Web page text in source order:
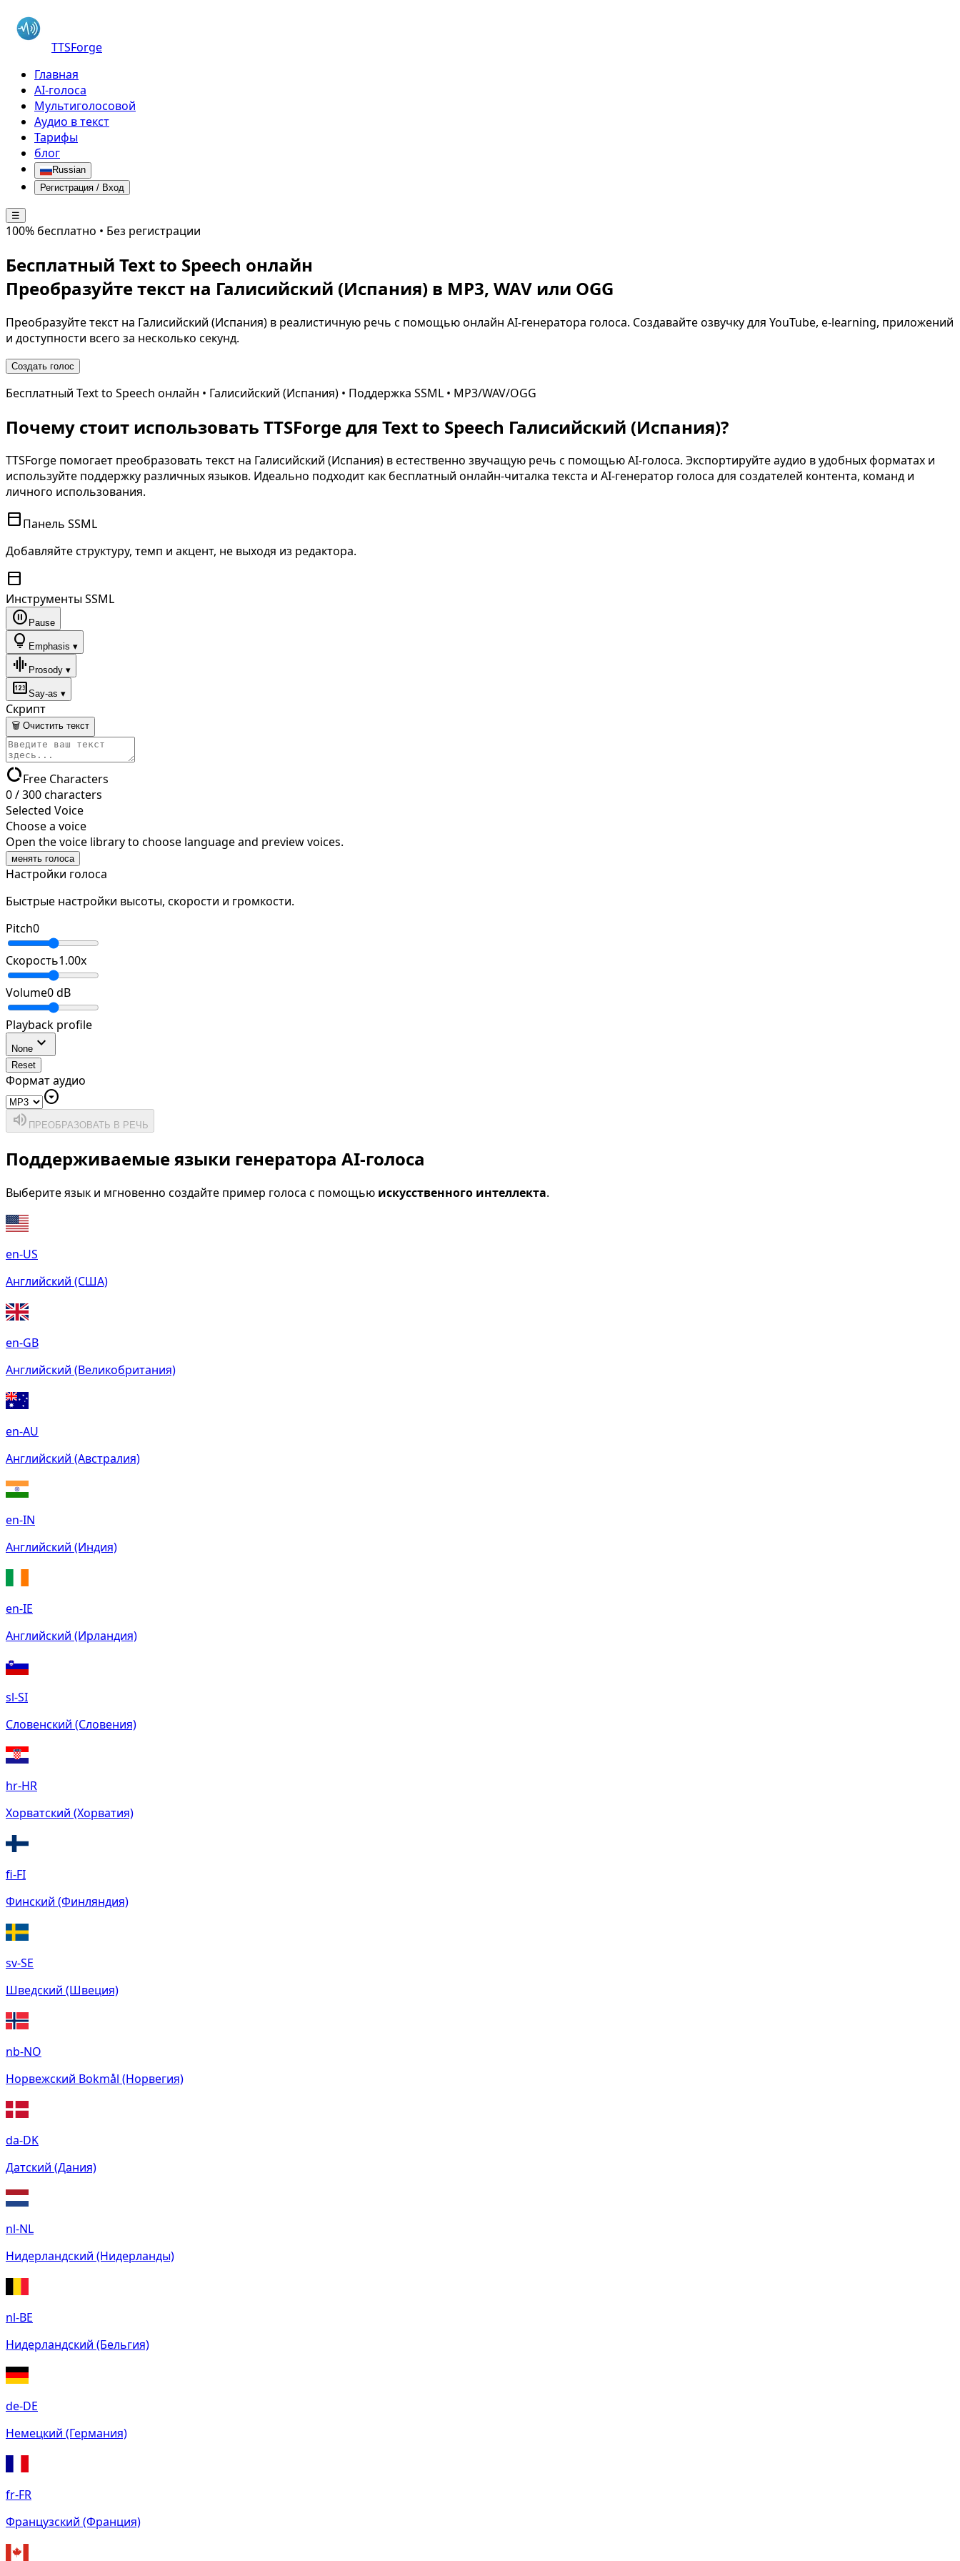
TTSForge
Главная
AI-голоса
Мультиголосовой
Аудио в текст
Тарифы
блог
Russian
Регистрация / Вход
☰
100% бесплатно • Без регистрации
Бесплатный Text to Speech онлайн
Преобразуйте текст на Галисийский (Испания) в MP3, WAV или OGG
Преобразуйте текст на Галисийский (Испания) в реалистичную речь с помощью онлайн AI-генератора голоса. Создавайте озвучку для YouTube, e-learning, приложений
и доступности всего за несколько секунд.
Создать голос
Бесплатный Text to Speech онлайн • Галисийский (Испания) • Поддержка SSML • MP3/WAV/OGG
Почему стоит использовать TTSForge для Text to Speech Галисийский (Испания)?
TTSForge помогает преобразовать текст на Галисийский (Испания) в естественно звучащую речь с помощью AI-голоса. Экспортируйте аудио в удобных форматах и
используйте поддержку различных языков. Идеально подходит как бесплатный онлайн-читалка текста и AI-генератор голоса для создателей контента, команд и
личного использования.
toolbarПанель SSML
Добавляйте структуру, темп и акцент, не выходя из редактора.
toolbar
Инструменты SSML
pause_circle Pause
lightbulb Emphasis ▾
graphic_eq Prosody ▾
pinSay-as ▾
Скрипт
🗑 Очистить текст
data_usageFree Characters
0/300characters
Selected Voice
Choose a voice
Open the voice library to choose language and preview voices.
менять голоса
Настройки голоса
Быстрые настройки высоты, скорости и громкости.
Pitch0
Скорость1.00x
Volume0dB
Playback profile
None expand_more
Reset
Формат аудио
arrow_drop_down_circle
volume_up ПРЕОБРАЗОВАТЬ В РЕЧЬ
Поддерживаемые языки генератора AI-голоса
Выберите язык и мгновенно создайте пример голоса с помощью искусственного интеллекта.
en-US
Английский (США)
en-GB
Английский (Великобритания)
en-AU
Английский (Австралия)
en-IN
Английский (Индия)
en-IE
Английский (Ирландия)
sl-SI
Словенский (Словения)
hr-HR
Хорватский (Хорватия)
fi-FI
Финский (Финляндия)
sv-SE
Шведский (Швеция)
nb-NO
Норвежский Bokmål (Норвегия)
da-DK
Датский (Дания)
nl-NL
Нидерландский (Нидерланды)
nl-BE
Нидерландский (Бельгия)
de-DE
Немецкий (Германия)
fr-FR
Французский (Франция)